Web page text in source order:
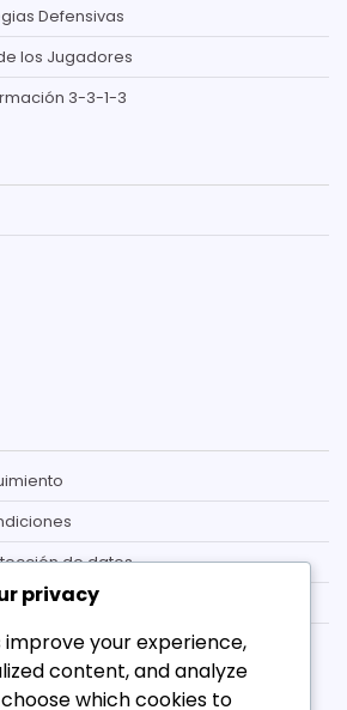
Defensivas
los Jugadores
3-3-1-3
de datos
privacy
improve your experience,
content, and analyze
which cookies to